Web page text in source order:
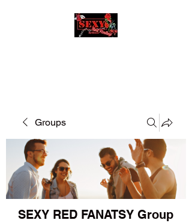
Groups
SEXY RED FANATSY Group